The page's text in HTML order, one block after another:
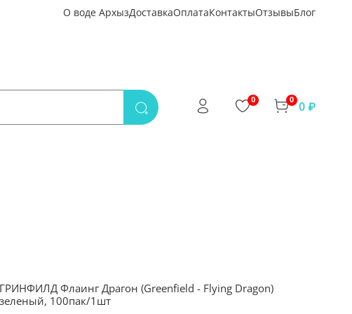
О воде АрхызДоставкаОплатаКонтактыОтзывыБлог
0 0 0 ₽
ГРИНФИЛД Флаинг Драгон (Greenfield - Flying Dragon)
зеленый, 100пак/1шт